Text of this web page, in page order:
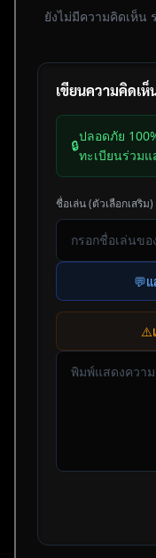
ยังไม่มีความคิดเห็น
เขียนความคิดเห็
🔒
ปลอดภัย
ทะเบียนร่วม
ชื่อเล่น (ตัวเลือกเสริ
💬
⚠️